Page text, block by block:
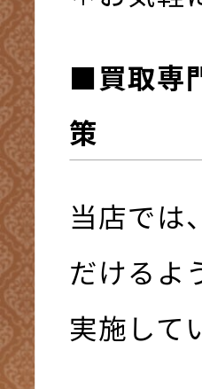
■買取専
策
当店では
だけるよ
実施して